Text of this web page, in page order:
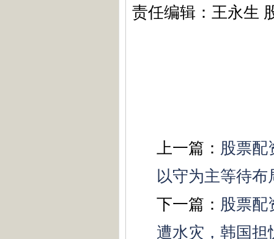
责任编辑：王永生
上一篇： 股票配
以守为主等待布
下一篇： 股票配
遭水灾，韩国担